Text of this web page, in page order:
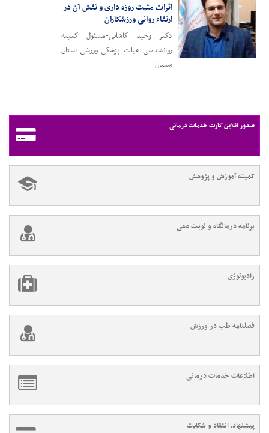
اثرات مثبت روزه داری و نقش آن در
ارتقاء روانی ورزشکاران
دکتر وحید کاشانی-مسئول کمیته
روانشناسی هیات پزشکی ورزشی استان
سمنان
صدور آنلاین کارت خدمات درمانی
کمیته آموزش و پژوهش
برنامه درمانگاه و نوبت دهی
رادیولوژی
فصلنامه طب در ورزش
اطلاعات خدمات درمانی
پیشنهاد، انتقاد و شکایت